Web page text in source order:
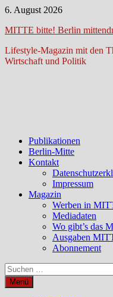
Zum
springen
6. August 2026
MITTE bitte! Berlin
Lifestyle-Magazin mit den
Wirtschaft und Politik
Publikationen
Berlin-Mitte
Kontakt
Impressum
Magazin
Werben in
Mediadaten
Wo gibt’s das
Ausgaben
Abonnement
Suchen
nach:
Menü